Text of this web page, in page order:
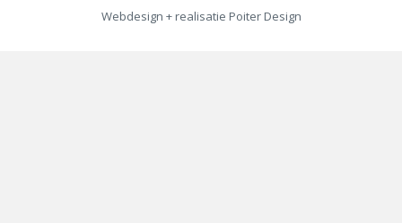
Webdesign + realisatie Poiter Design